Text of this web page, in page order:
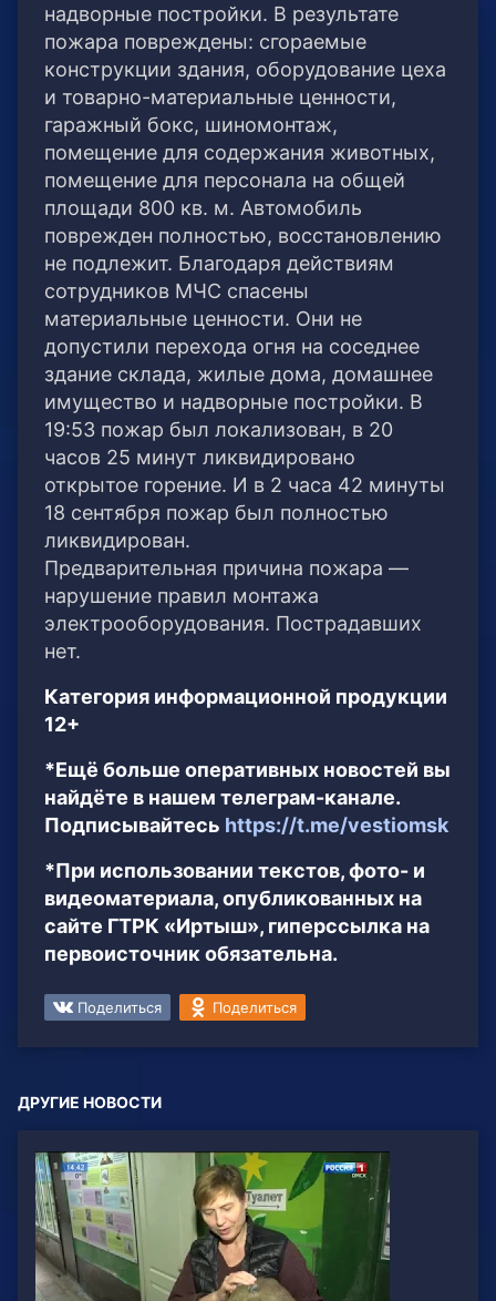
надворные постройки. В результате
пожара повреждены: сгораемые
конструкции здания, оборудование цеха
и товарно-материальные ценности,
гаражный бокс, шиномонтаж,
помещение для содержания животных,
помещение для персонала на общей
площади 800 кв. м. Автомобиль
поврежден полностью, восстановлению
не подлежит. Благодаря действиям
сотрудников МЧС спасены
материальные ценности. Они не
допустили перехода огня на соседнее
здание склада, жилые дома, домашнее
имущество и надворные постройки. В
19:53 пожар был локализован, в 20
часов 25 минут ликвидировано
открытое горение. И в 2 часа 42 минуты
18 сентября пожар был полностью
ликвидирован.
Предварительная причина пожара —
нарушение правил монтажа
электрооборудования. Пострадавших
нет.
Категория информационной продукции
12+
*Ещё больше оперативных новостей вы
найдёте в нашем телеграм-канале.
Подписывайтесь https://t.me/vestiomsk
*При использовании текстов, фото- и
видеоматериала, опубликованных на
сайте ГТРК «Иртыш», гиперссылка на
первоисточник обязательна.
Поделиться Поделиться
ДРУГИЕ НОВОСТИ